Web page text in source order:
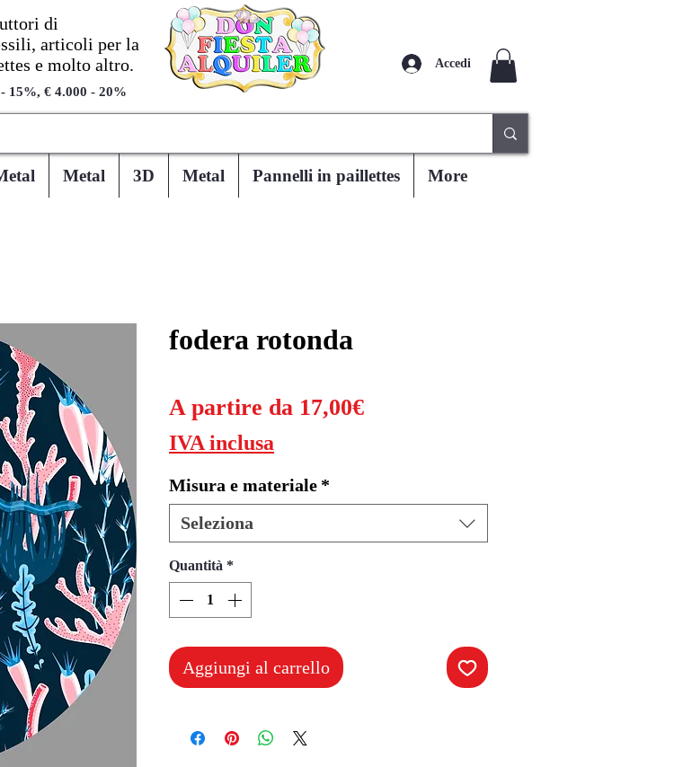
di
articoli per la
e molto altro.
15%, € 4.000 - 20%
Accedi
Metal 3D Metal Pannelli in paillettes More
fodera rotonda
A partire da 17,00€Prezzo
IVA inclusa
Misura e materiale *
Seleziona
Quantità *
Aggiungi al carrello